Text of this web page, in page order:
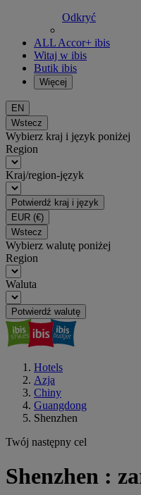
Odkryć
ALL Accor+ ibis
Witaj w ibis
Butik ibis
Więcej
EN
Wstecz
Wybierz kraj i język poniżej
Region
Kraj/region-język
Potwierdź kraj i język
EUR (€)
Wstecz
Wybierz walutę poniżej
Region
Waluta
Potwierdź walutę
Hotels
Azja
Chiny
Guangdong
Shenzhen
Twój następny cel
Shenzhen :